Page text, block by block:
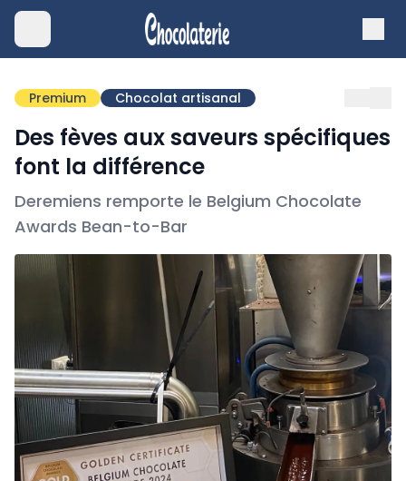
Premium Chocolat artisanal
Des fèves aux saveurs spécifiques
font la différence
Deremiens remporte le Belgium Chocolate
Awards Bean-to-Bar